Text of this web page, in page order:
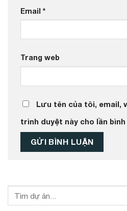
Email *
Trang web
Lưu tên của tôi, email,
trình duyệt này cho lần